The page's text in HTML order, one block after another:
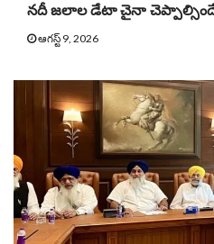
నదీ జలాల డేటా చైనా
ఆగస్ట్ 9, 2026